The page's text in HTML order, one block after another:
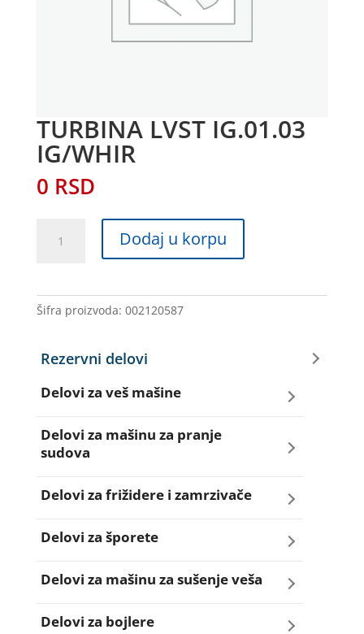
TURBINA LVST IG.01.03
IG/WHIR
0 RSD
količina
Dodaj u korpu
Šifra proizvoda: 002120587
Rezervni delovi
Delovi za veš mašine
Amortizeri za veš mašinu
Delovi za mašinu za pranje
sudova
Creva za sudo mašine
Dihtunzi za sudo mašine
Elektroventili za sudo mašine
Filteri za sudo mašine
Delovi za frižidere i zamrzivače
Aqua filteri za frižidere
Dihtunzi za frižidere i zamrzivače
Elektronika za frižidere i zamrzivače
Delovi za šporete
Dihtunzi za šporete
Dugmad za šporete
Delovi za mašinu za sušenje veša
Dihtunzi mašine za sušenje veša
Delovi za bojlere